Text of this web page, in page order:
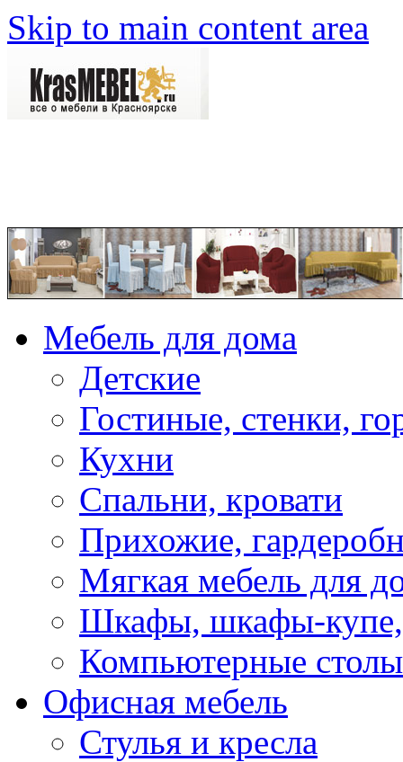
Skip to main content area
Мебель для дома
Детские
Гостиные, стенки,
Кухни
Спальни, кровати
Прихожие,
Мягкая мебель для
Шкафы, шкафы-купе,
Компьютерные столы
Офисная мебель
Стулья и кресла